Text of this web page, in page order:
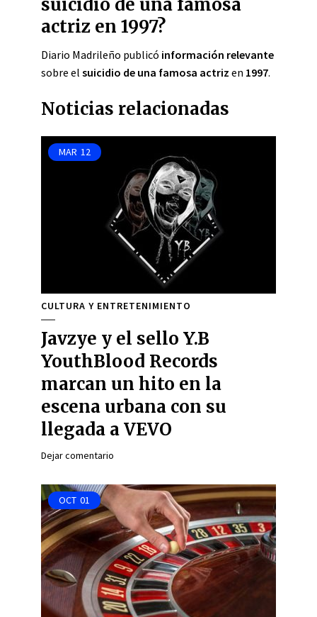
suicidio de una famosa
actriz en 1997?
Diario Madrileño publicó información relevante
sobre el suicidio de una famosa actriz en 1997.
Noticias relacionadas
MAR 12
CULTURA Y ENTRETENIMIENTO
Javzye y el sello Y.B
YouthBlood Records
marcan un hito en la
escena urbana con su
llegada a VEVO
Dejar comentario
OCT 01